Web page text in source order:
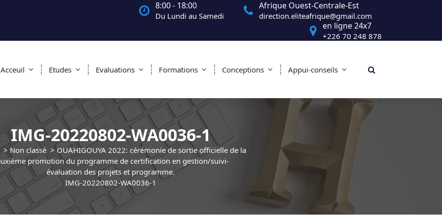
8:00 - 18:00
Du Lundi au Samedi
Afrique Ouest-Centrale-Est
direction.eliteafrique@gmail.com
en ligne 24x7
+226 70 248 878
Acceuil Etudes Evaluations Formations Conceptions Appui-conseils
IMG-20220802-WA0036-1
Non classé>OUAHIGOUYA 2022: cérémonie de sortie officielle de la
promotion du programme de certification en gestion/suivi-
évaluation des projets et programme.
IMG-20220802-WA0036-1